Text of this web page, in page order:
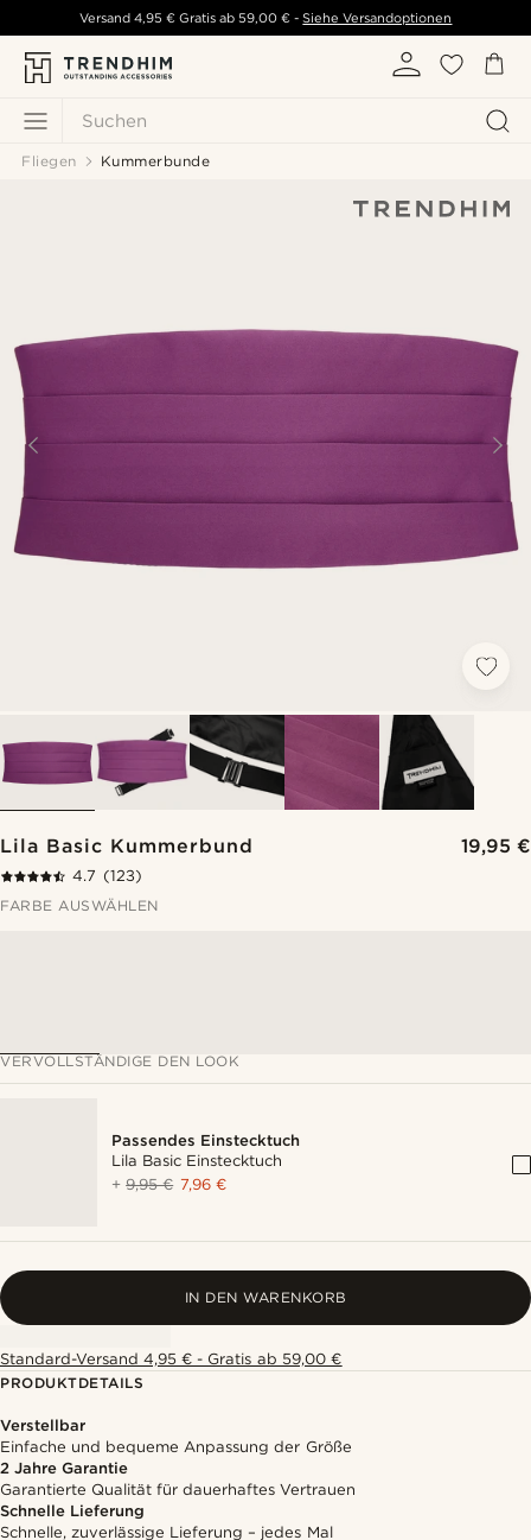
Suchen
Versand 4,95 € Gratis ab 59,00 € - Siehe Versandoptionen
Fliegen Kummerbunde
Lila Basic Kummerbund 19,95 €
4.7 (123)
FARBE AUSWÄHLEN
VERVOLLSTÄNDIGE DEN LOOK
Passendes Einstecktuch
Lila Basic Einstecktuch
+9,95 € 7,96 €
IN DEN WARENKORB
Standard-Versand 4,95 € - Gratis ab 59,00 €
PRODUKTDETAILS
Verstellbar
Einfache und bequeme Anpassung der Größe
2 Jahre Garantie
Garantierte Qualität für dauerhaftes Vertrauen
Schnelle Lieferung
Schnelle, zuverlässige Lieferung – jedes Mal